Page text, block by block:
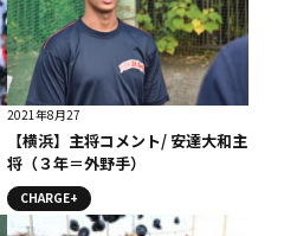
2021年8月27
【横浜】主将コメント/ 安達大和主
将（３年＝外野手）
CHARGE+